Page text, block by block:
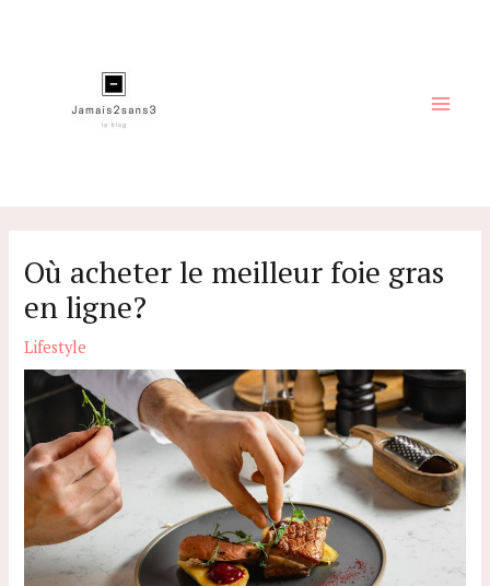
Où acheter le meilleur foie gras
en ligne?
Lifestyle